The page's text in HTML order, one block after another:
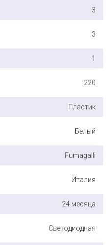
3
3
1
220
Пластик
Белый
Fumagalli
Италия
24 месяца
Светодиодная